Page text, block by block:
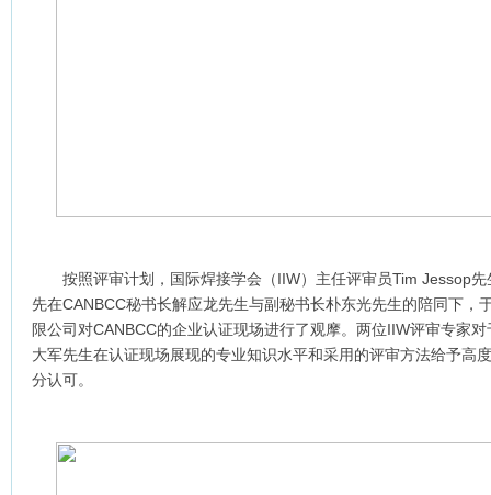
按照评审计划，国际焊接学会（IIW）主任评审员Tim Jessop先
先在CANBCC秘书长解应龙先生与副秘书长朴东光先生的陪同下，
限公司对CANBCC的企业认证现场进行了观摩。两位IIW评审专家
大军先生在认证现场展现的专业知识水平和采用的评审方法给予高
分认可。